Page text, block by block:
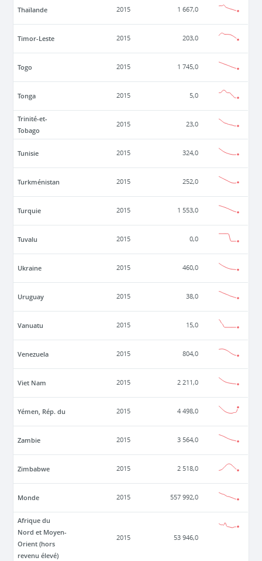
Thaïlande 2015 1 667,0
Timor-Leste 2015 203,0
Togo 2015 1 745,0
Tonga 2015 5,0
Trinité-et-
Tobago
2015 23,0
Tunisie 2015 324,0
Turkménistan 2015 252,0
Turquie 2015 1 553,0
Tuvalu 2015 0,0
Ukraine 2015 460,0
Uruguay 2015 38,0
Vanuatu 2015 15,0
Venezuela 2015 804,0
Viet Nam 2015 2 211,0
Yémen, Rép. du 2015 4 498,0
Zambie 2015 3 564,0
Zimbabwe 2015 2 518,0
Monde 2015 557 992,0
Afrique du
Nord et Moyen-
Orient (hors
revenu élevé)
2015 53 946,0